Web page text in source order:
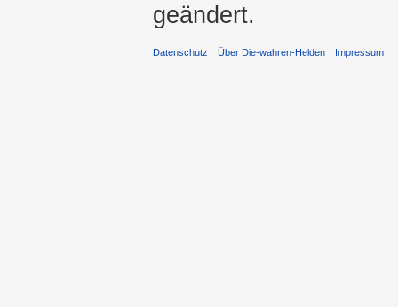
geändert.
Datenschutz Über Die-wahren-Helden Impressum